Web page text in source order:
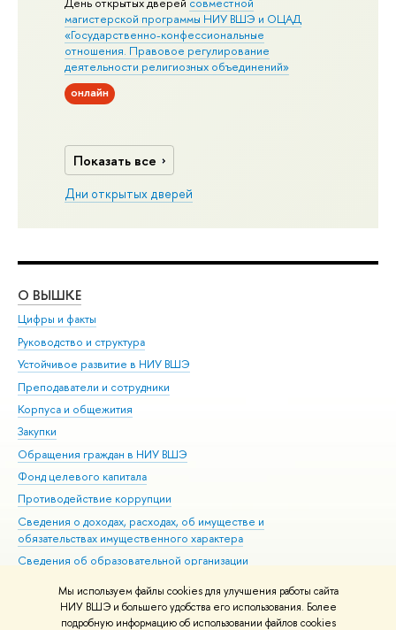
Мы используем файлы cookies для улучшения работы сайта
НИУ ВШЭ и большего удобства его использования. Более
подробную информацию об использовании файлов cookies
магистерской программы НИУ ВШЭ и ОЦАД
«Государственно-конфессиональные
отношения. Правовое регулирование
деятельности религиозных объединений»
онлайн
Показать все
Дни открытых дверей
О ВЫШКЕ
Цифры и факты
Руководство и структура
Устойчивое развитие в НИУ ВШЭ
Преподаватели и сотрудники
Корпуса и общежития
Закупки
Обращения граждан в НИУ ВШЭ
Фонд целевого капитала
Противодействие коррупции
Сведения о доходах, расходах, об имуществе и
обязательствах имущественного характера
Сведения об образовательной организации
Людям с ограниченными возможностями здоровья
Единая платежная страница